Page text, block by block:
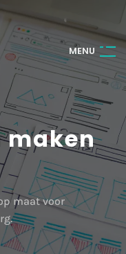
MENU
maken
maat voor